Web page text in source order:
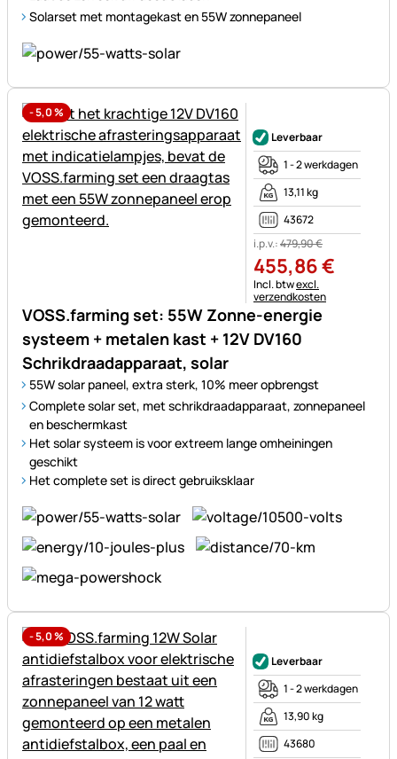
Solarset met montagekast en 55W zonnepaneel
-5,0%
VOSS.farming set: 55W Zonne-energie
systeem + metalen kast + 12V DV160
Schrikdraadapparaat, solar
55W solar paneel, extra sterk, 10% meer opbrengst
Complete solar set, met schrikdraadapparaat, zonnepaneel
en beschermkast
Het solar systeem is voor extreem lange omheiningen
geschikt
Het complete set is direct gebruiksklaar
Leverbaar
1 - 2 werkdagen
13,11 kg
43672
i.p.v.:479,90€
455,86€
Belastinginformatie:
Incl. btwexcl.
verzendkosten
-5,0%
Leverbaar
1 - 2 werkdagen
13,90 kg
43680